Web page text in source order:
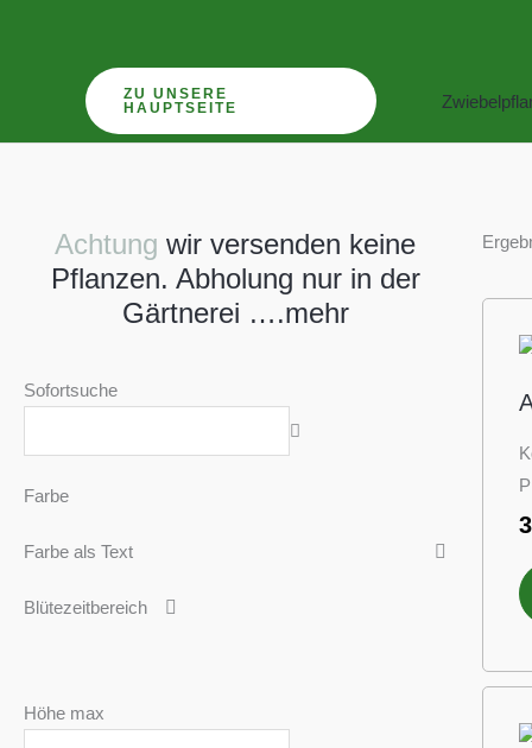
ZU UNSERE
HAUPTSEITE
Achtung wir versenden keine
Pflanzen. Abholung nur in der
Gärtnerei ….mehr
Sofortsuche
Farbe
Farbe als Text
Blütezeitbereich
Höhe max